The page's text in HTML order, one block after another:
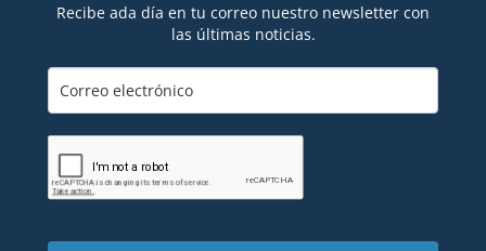
Recibe ada día en tu correo nuestro newsletter con
las últimas noticias.